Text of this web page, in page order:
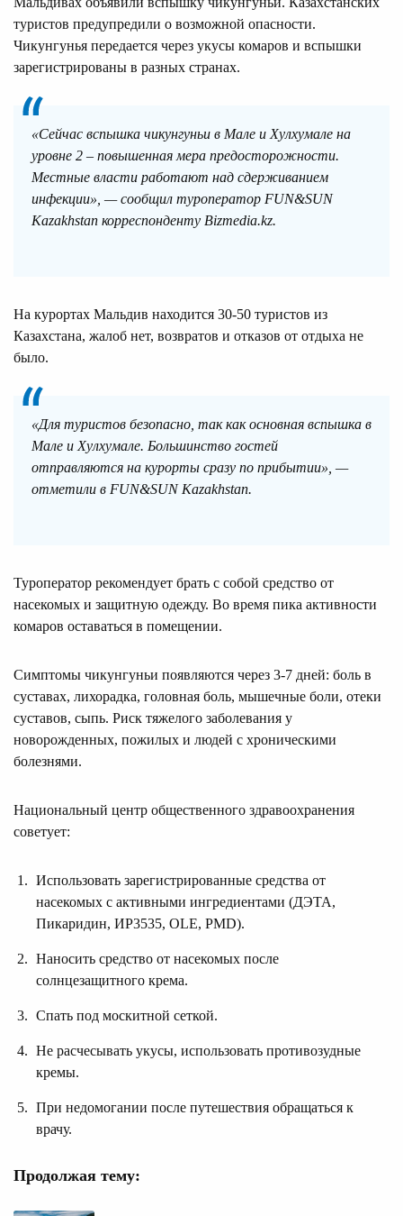
туристов предупредили о возможной опасности.
Чикунгунья передается через укусы комаров и вспышки
зарегистрированы в разных странах.
«Сейчас вспышка чикунгуньи в Мале и Хулхумале на
уровне 2 – повышенная мера предосторожности.
Местные власти работают над сдерживанием
инфекции», — сообщил туроператор FUN&SUN
Kazakhstan корреспонденту Bizmedia.kz.
На курортах Мальдив находится 30-50 туристов из
Казахстана, жалоб нет, возвратов и отказов от отдыха не
было.
«Для туристов безопасно, так как основная вспышка в
Мале и Хулхумале. Большинство гостей
отправляются на курорты сразу по прибытии», —
отметили в FUN&SUN Kazakhstan.
Туроператор рекомендует брать с собой средство от
насекомых и защитную одежду. Во время пика активности
комаров оставаться в помещении.
Симптомы чикунгуньи появляются через 3-7 дней: боль в
суставах, лихорадка, головная боль, мышечные боли, отеки
суставов, сыпь. Риск тяжелого заболевания у
новорожденных, пожилых и людей с хроническими
болезнями.
Национальный центр общественного здравоохранения
советует:
Использовать зарегистрированные средства от
насекомых с активными ингредиентами (ДЭТА,
Пикаридин, ИР3535, OLE, PMD).
Наносить средство от насекомых после
солнцезащитного крема.
Спать под москитной сеткой.
Не расчесывать укусы, использовать противозудные
кремы.
При недомогании после путешествия обращаться к
врачу.
Продолжая тему: